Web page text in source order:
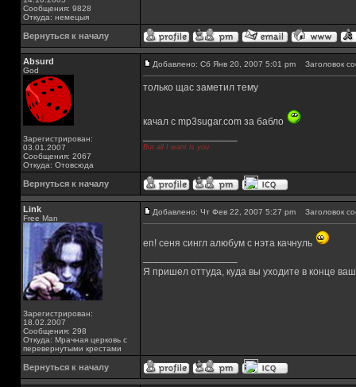
Сообщения: 9828
Откуда: немецыя
Вернуться к началу
Absurd
God
Зарегистрирован:
03.01.2007
Сообщения: 2067
Откуда: Отовсюда
Добавлено: Сб Янв 20, 2007 5:01 pm Заголовок
только щас заметил тему
качал с mp3sugar.com за бабло
But all I want is you
Вернуться к началу
Link
Free Man
Зарегистрирован:
18.02.2007
Сообщения: 298
Откуда: Мрачная церковь с
перевернутыми крестами
Добавлено: Чт Фев 22, 2007 5:27 pm Заголовок
еп! сеня сингл алюбум с нэта качнуль
Я пришел оттуда, куда вы уходите в конце
Вернуться к началу